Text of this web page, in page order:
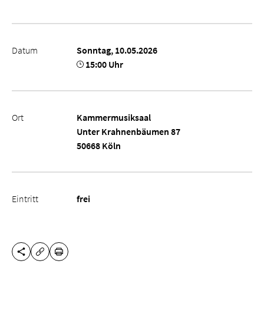
Datum
Sonntag, 10.05.2026
15:00 Uhr
Ort
Kammermusiksaal
Unter Krahnenbäumen 87
50668 Köln
Eintritt frei
DIESE SEITE TEILEN
URL KOPIEREN
DRUCKEN